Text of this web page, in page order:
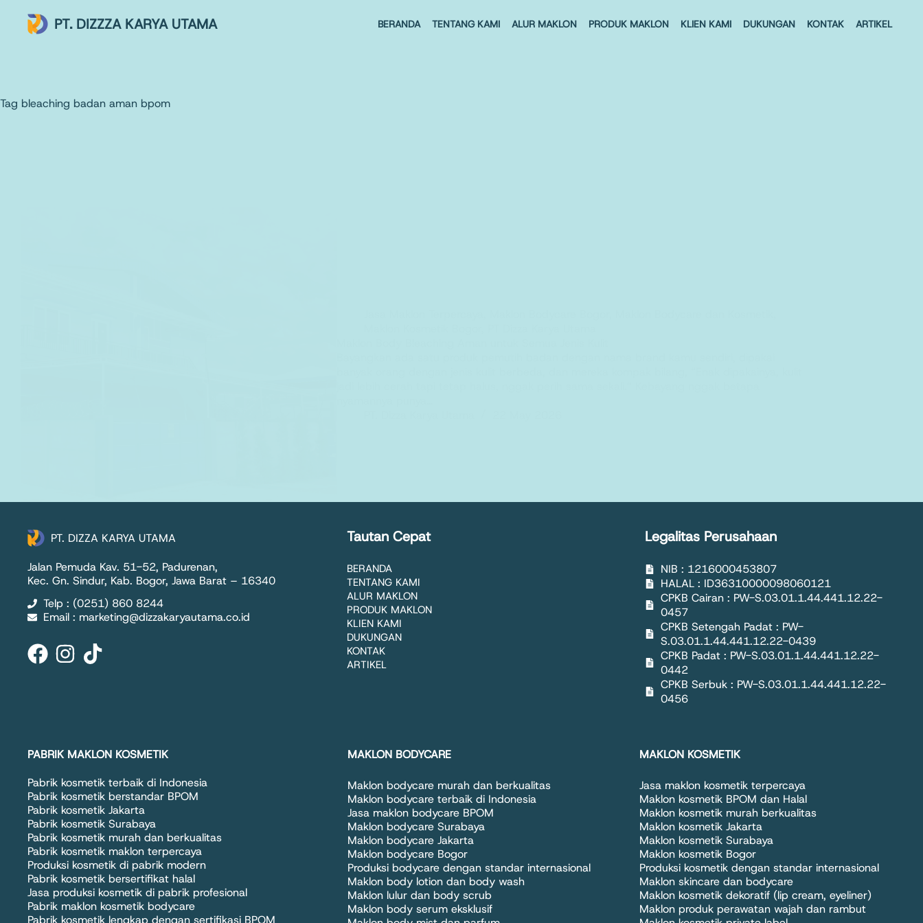
PT. DIZZZA KARYA UTAMA BERANDA TENTANG KAMI ALUR MAKLON PRODUK MAKLON KLIEN KAMI DUKUNGAN KONTAK ARTIKEL
Tag bleaching badan aman bpom
PT. DIZZA KARYA UTAMA
Jalan Pemuda Kav. 51-52, Padurenan,
Kec. Gn. Sindur, Kab. Bogor, Jawa Barat – 16340
Telp : (0251) 860 8244
Email : marketing@dizzakaryautama.co.id
Tautan Cepat
BERANDA
TENTANG KAMI
ALUR MAKLON
PRODUK MAKLON
KLIEN KAMI
DUKUNGAN
KONTAK
ARTIKEL
Legalitas Perusahaan
NIB : 1216000453807
HALAL : ID36310000098060121
CPKB Cairan : PW-S.03.01.1.44.441.12.22-
0457
CPKB Setengah Padat : PW-
S.03.01.1.44.441.12.22-0439
CPKB Padat : PW-S.03.01.1.44.441.12.22-
0442
CPKB Serbuk : PW-S.03.01.1.44.441.12.22-
0456
PABRIK MAKLON KOSMETIK
Pabrik kosmetik terbaik di Indonesia
Pabrik kosmetik berstandar BPOM
Pabrik kosmetik Jakarta
Pabrik kosmetik Surabaya
Pabrik kosmetik murah dan berkualitas
Pabrik kosmetik maklon terpercaya
Produksi kosmetik di pabrik modern
Pabrik kosmetik bersertifikat halal
Jasa produksi kosmetik di pabrik profesional
Pabrik maklon kosmetik bodycare
Pabrik kosmetik lengkap dengan sertifikasi BPOM
MAKLON BODYCARE
Maklon bodycare murah dan berkualitas
Maklon bodycare terbaik di Indonesia
Jasa maklon bodycare BPOM
Maklon bodycare Surabaya
Maklon bodycare Jakarta
Maklon bodycare Bogor
Produksi bodycare dengan standar internasional
Maklon body lotion dan body wash
Maklon lulur dan body scrub
Maklon body serum eksklusif
MAKLON KOSMETIK
Jasa maklon kosmetik terpercaya
Maklon kosmetik BPOM dan Halal
Maklon kosmetik murah berkualitas
Maklon kosmetik Jakarta
Maklon kosmetik Surabaya
Maklon kosmetik Bogor
Produksi kosmetik dengan standar internasional
Maklon skincare dan bodycare
Maklon kosmetik dekoratif (lip cream, eyeliner)
Maklon produk perawatan wajah dan rambut